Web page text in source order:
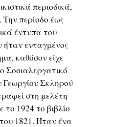
περιοδικά,
περίοδο έως
έντυπα του
ενταγμένος
καθόσον είχε
Σοσιαλεργατικό
Γεωργίου Σκληρού
στη μελέτη
το 1924 το βιβλίο
1821. Ήταν ένα